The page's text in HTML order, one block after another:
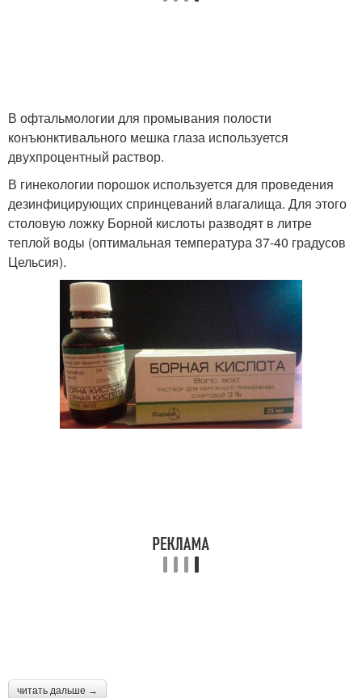
В офтальмологии для промывания полости
конъюнктивального мешка глаза используется
двухпроцентный раствор.
В гинекологии порошок используется для проведения
дезинфицирующих спринцеваний влагалища. Для этого
столовую ложку Борной кислоты разводят в литре
теплой воды (оптимальная температура 37-40 градусов
Цельсия).
читать дальше →